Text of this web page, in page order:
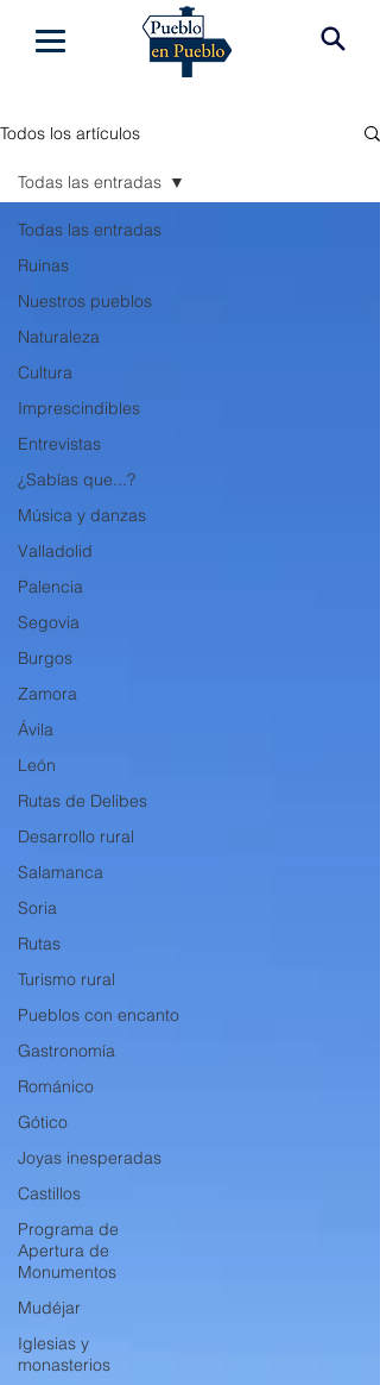
Todos los artículos
Todas las entradas
Ruinas
Nuestros pueblos
Naturaleza
Cultura
Imprescindibles
Entrevistas
¿Sabías que...?
Música y danzas
Valladolid
Palencia
Segovia
Burgos
Zamora
Ávila
León
Rutas de Delibes
Desarrollo rural
Salamanca
Soria
Rutas
Turismo rural
Pueblos con encanto
Gastronomía
Románico
Gótico
Joyas inesperadas
Castillos
Programa de
Apertura de
Monumentos
Mudéjar
Iglesias y
monasterios
Todas las entradas